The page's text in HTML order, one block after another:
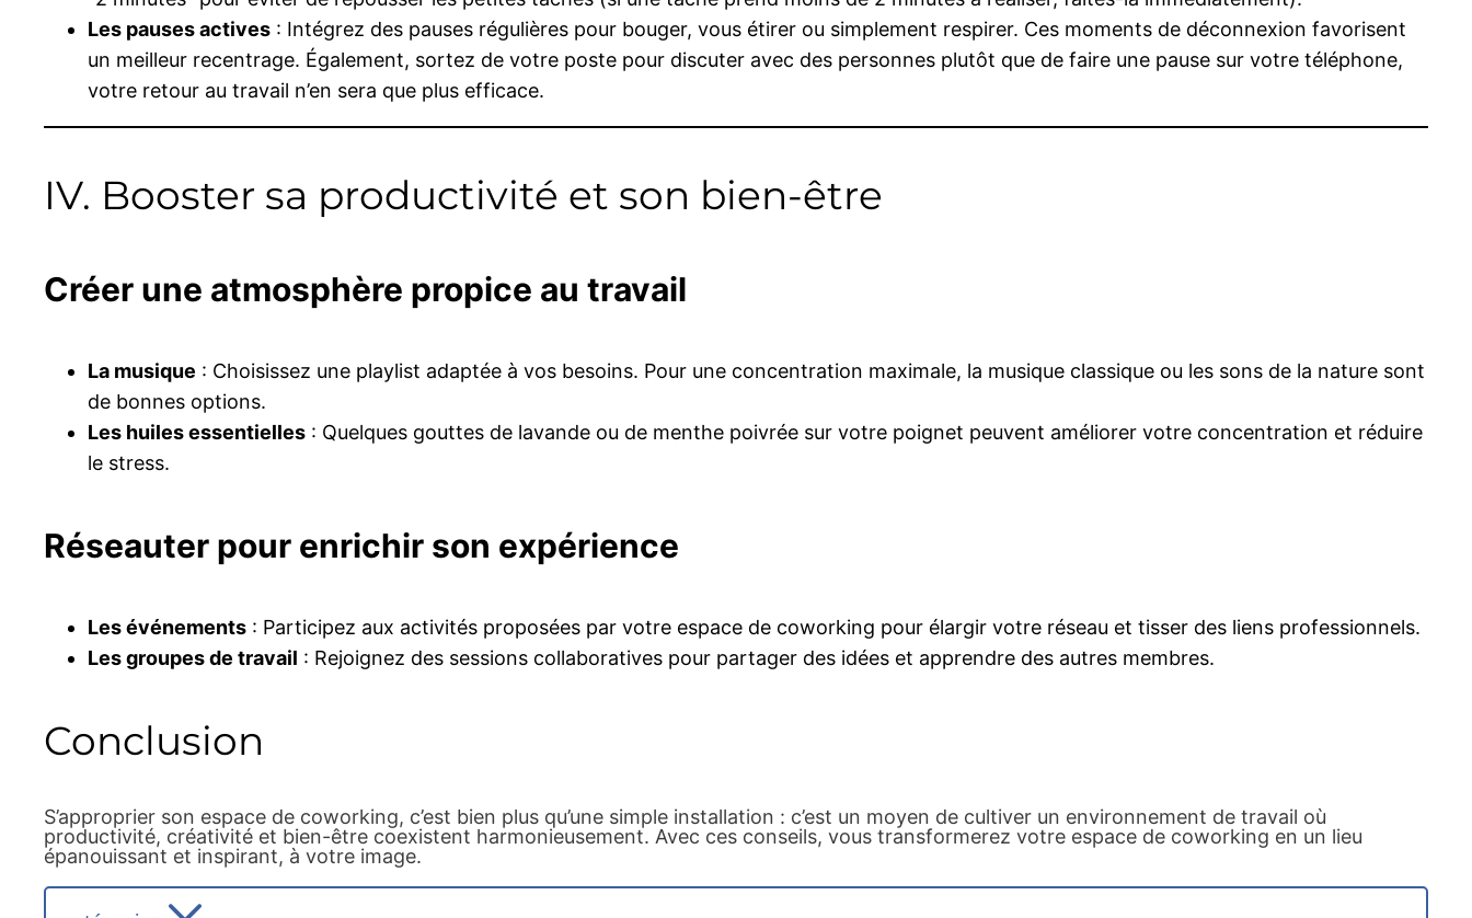
Les pauses actives : Intégrez des pauses régulières pour bouger, vous étirer ou simplement respirer. Ces moments de déconnexion favorisent
un meilleur recentrage. Également, sortez de votre poste pour discuter avec des personnes plutôt que de faire une pause sur votre téléphone,
votre retour au travail n’en sera que plus efficace.
IV. Booster sa productivité et son bien-être
Créer une atmosphère propice au travail
La musique : Choisissez une playlist adaptée à vos besoins. Pour une concentration maximale, la musique classique ou les sons de la nature sont
de bonnes options.
Les huiles essentielles : Quelques gouttes de lavande ou de menthe poivrée sur votre poignet peuvent améliorer votre concentration et réduire
le stress.
Réseauter pour enrichir son expérience
Les événements : Participez aux activités proposées par votre espace de coworking pour élargir votre réseau et tisser des liens professionnels.
Les groupes de travail : Rejoignez des sessions collaboratives pour partager des idées et apprendre des autres membres.
Conclusion
S’approprier son espace de coworking, c’est bien plus qu’une simple installation : c’est un moyen de cultiver un environnement de travail où
productivité, créativité et bien-être coexistent harmonieusement. Avec ces conseils, vous transformerez votre espace de coworking en un lieu
épanouissant et inspirant, à votre image.